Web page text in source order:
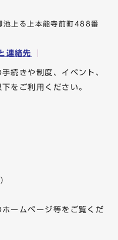
上る上本能寺前町488番
連絡先
続きや制度、イベント、
をご利用ください。
ームページ等をご覧くだ